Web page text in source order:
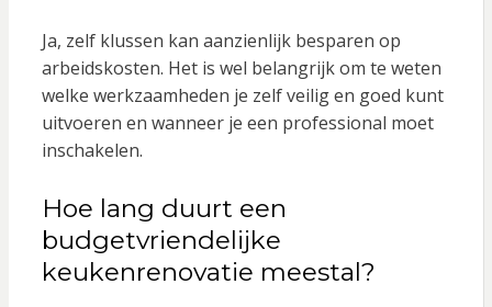
Ja, zelf klussen kan aanzienlijk besparen op
arbeidskosten. Het is wel belangrijk om te weten
welke werkzaamheden je zelf veilig en goed kunt
uitvoeren en wanneer je een professional moet
inschakelen.
Hoe lang duurt een
budgetvriendelijke
keukenrenovatie meestal?